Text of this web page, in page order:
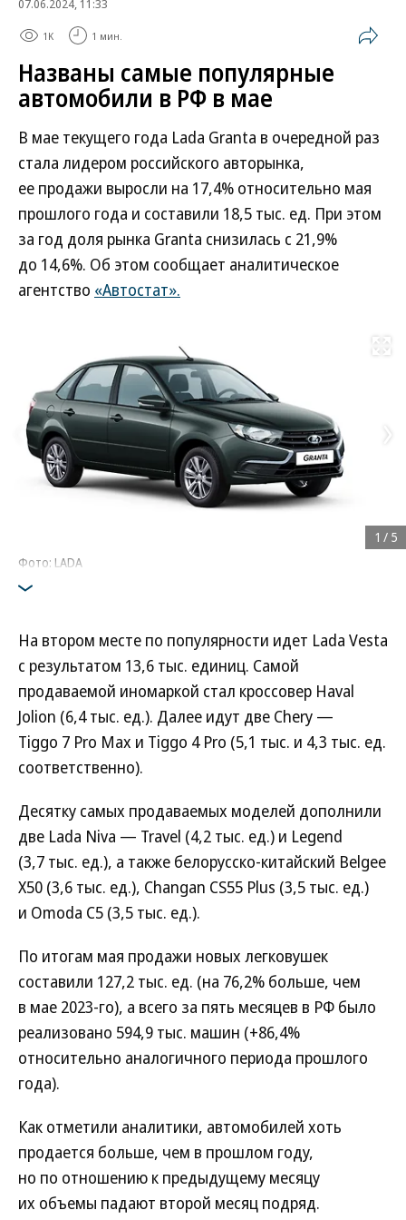
07.06.2024, 11:33
1K 1 мин.
Названы самые популярные
автомобили в РФ в мае
В мае текущего года Lada Granta в очередной раз
стала лидером российского авторынка,
ее продажи выросли на 17,4% относительно мая
прошлого года и составили 18,5 тыс. ед. При этом
за год доля рынка Granta снизилась с 21,9%
до 14,6%. Об этом сообщает аналитическое
агентство «Автостат».
Фото: LADA
1 / 5
На втором месте по популярности идет Lada Vesta
с результатом 13,6 тыс. единиц. Самой
продаваемой иномаркой стал кроссовер Haval
Jolion (6,4 тыс. ед.). Далее идут две Chery —
Tiggo 7 Pro Max и Tiggo 4 Pro (5,1 тыс. и 4,3 тыс. ед.
соответственно).
Десятку самых продаваемых моделей дополнили
две Lada Niva — Travel (4,2 тыс. ед.) и Legend
(3,7 тыс. ед.), а также белорусско-китайский Belgee
X50 (3,6 тыс. ед.), Changan CS55 Plus (3,5 тыс. ед.)
и Omoda C5 (3,5 тыс. ед.).
По итогам мая продажи новых легковушек
составили 127,2 тыс. ед. (на 76,2% больше, чем
в мае 2023-го), а всего за пять месяцев в РФ было
реализовано 594,9 тыс. машин (+86,4%
относительно аналогичного периода прошлого
года).
Как отметили аналитики, автомобилей хоть
продается больше, чем в прошлом году,
но по отношению к предыдущему месяцу
их объемы падают второй месяц подряд.